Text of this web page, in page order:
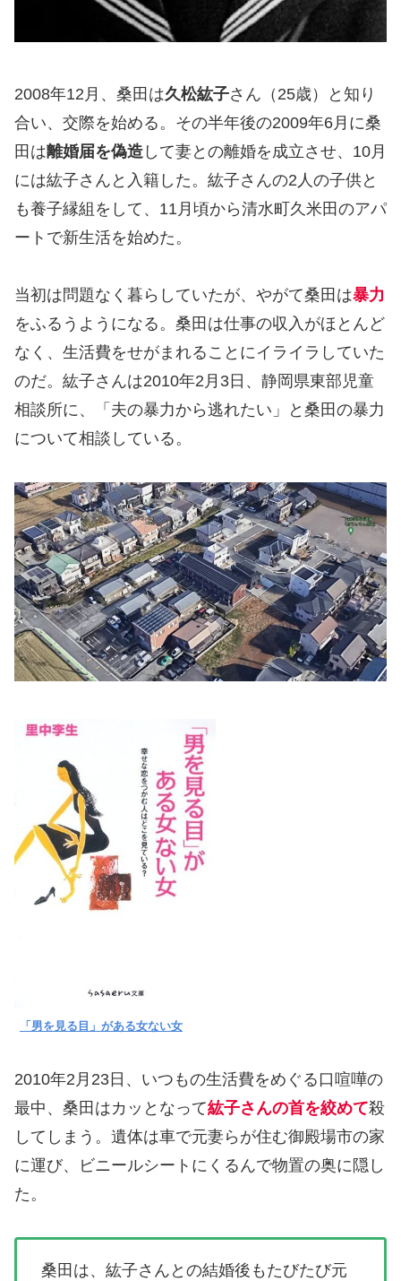
2008年12月、桑田は久松紘子さん（25歳）と知り
合い、交際を始める。その半年後の2009年6月に桑
田は離婚届を偽造 して妻との離婚を成立させ、10月
には紘子さんと入籍した。紘子さんの2人の子供と
も養子縁組をして、11月頃から清水町久米田のアパ
ートで新生活を始めた。
当初は問題なく暮らしていたが、やがて桑田は暴力
をふるうようになる。桑田は仕事の収入がほとんど
なく、生活費をせがまれることにイライラしていた
のだ。紘子さんは2010年2月3日、静岡県東部児童
相談所に、「夫の暴力から逃れたい」と桑田の暴力
について相談している。
「男を見る目」がある女ない女
2010年2月23日、いつもの生活費をめぐる口喧嘩の
最中、桑田はカッとなって紘子さんの首を絞めて殺
してしまう。遺体は車で元妻らが住む御殿場市の家
に運び、ビニールシートにくるんで物置の奥に隠し
た。
桑田は、紘子さんとの結婚後もたびたび元